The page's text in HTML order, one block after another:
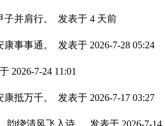
子并肩行。 发表于 4 天前
康事事通。 发表于 2026-7-28 05:24
2026-7-24 11:01
康抵万千。 发表于 2026-7-17 03:27